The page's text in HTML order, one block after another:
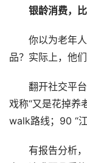
银龄消费，
你以为老年人
品？实际上，他
翻开社交平台
戏称“又是花掉养
walk路线；90 “
有报告分析，